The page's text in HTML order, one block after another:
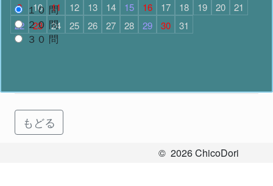
9
10 11 12 13 14 15 16 17 18 19 20
21
22
23 24 25 26 27 28 29 30 31
１０ 問
２０ 問
３０ 問
もどる
© 2026ChicoDori